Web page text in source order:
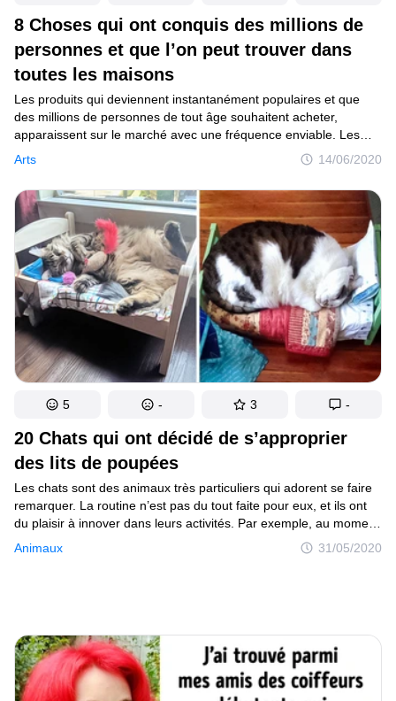
8 Choses qui ont conquis des millions de
personnes et que l’on peut trouver dans
toutes les maisons
Arts 14/06/2020
Les produits qui deviennent instantanément populaires et que
des millions de personnes de tout âge souhaitent acheter,
apparaissent sur le marché avec une fréquence enviable. Les
magasins en ligne n’arrivent pas à supporter la pression, les
réseaux sociaux sont surchargés de photos, mais soudain, les
gens commencent à oublier l’article qui était tant désiré,
et tournent leur attention vers une nouvelle cible. La mode passe,
mais les souvenirs et les photos restent.
20 Chats qui ont décidé de s’approprier
des lits de poupées
Animaux 31/05/2020
Les chats sont des animaux très particuliers qui adorent se faire
remarquer. La routine n’est pas du tout faite pour eux, et ils ont
du plaisir à innover dans leurs activités. Par exemple, au moment
de faire la sieste, ils font preuve d’une créativité sans limite,
trouvant les endroits les plus inouïs pour se reposer. Les
été conçus pour jouer et non pour le confort des chats, et qu’il
était déconseillé de les utiliser à d’autres fins. Visiblement, les
petits chats n’ont pas compris le message.
5 - 3 -